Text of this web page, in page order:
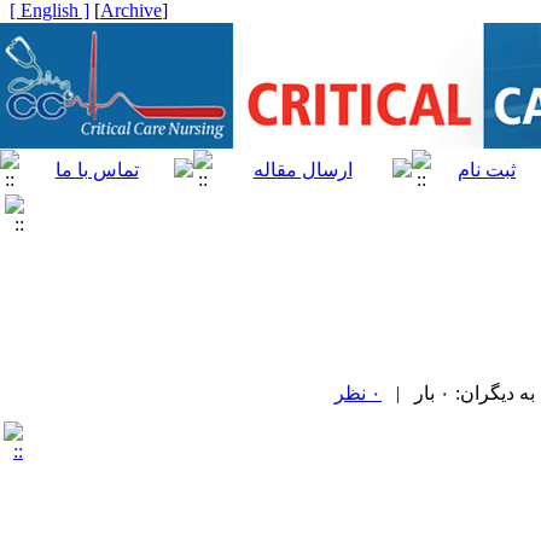
[
Archive
]
[ English ]
۰ بار | ۰ نظر